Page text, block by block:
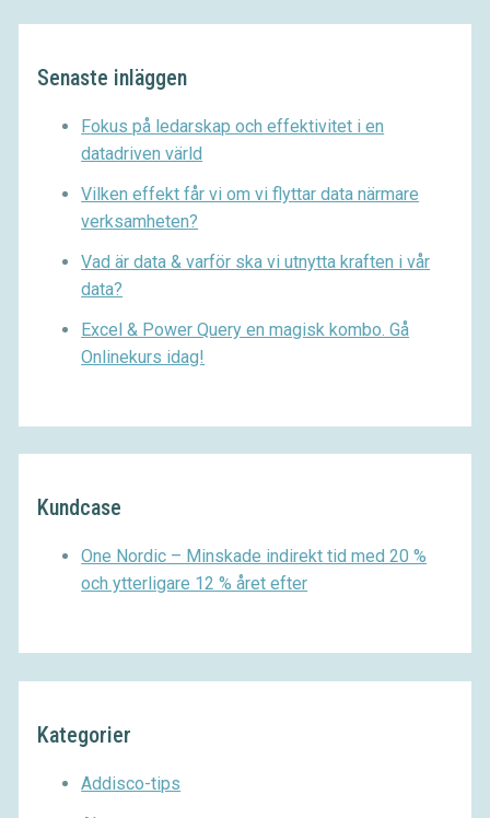
Senaste inläggen
Fokus på ledarskap och effektivitet i en
datadriven värld
Vilken effekt får vi om vi flyttar data närmare
verksamheten?
Vad är data & varför ska vi utnytta kraften i vår
data?
Excel & Power Query en magisk kombo. Gå
Onlinekurs idag!
Kundcase
One Nordic – Minskade indirekt tid med 20 %
och ytterligare 12 % året efter
Kategorier
Addisco-tips